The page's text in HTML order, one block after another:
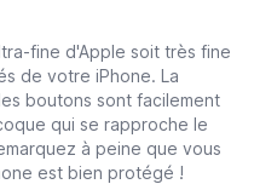
fine d'Apple soit très fine
de votre iPhone. La
boutons sont facilement
qui se rapproche le
à peine que vous
est bien protégé !